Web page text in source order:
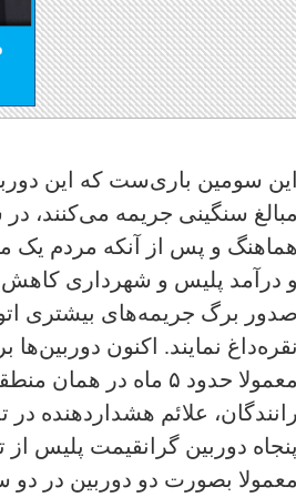
این سومین باری‌ست که این
مبالغ سنگینی جریمه می‌کنند،
هماهنگ و پس از آنکه مردم یک
و درآمد پلیس و شهرداری کاهش
صدور برگ جریمه‌های بیشتری
نقره‌داغ نمایند. اکنون
معمولا حدود ۵ ماه
رانندگان، علائم هشداردهنده
پنجاه دوربین گرانقیمت پلیس
معمولا بصورت دو دوربین در